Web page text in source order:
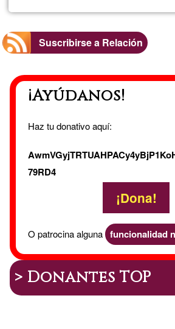
Suscribirse a Relación
¡Ayúdanos!
Haz tu donativo aquí:
79RD4
¡Dona!
O patrocina alguna funcionalidad
> Donantes TOP